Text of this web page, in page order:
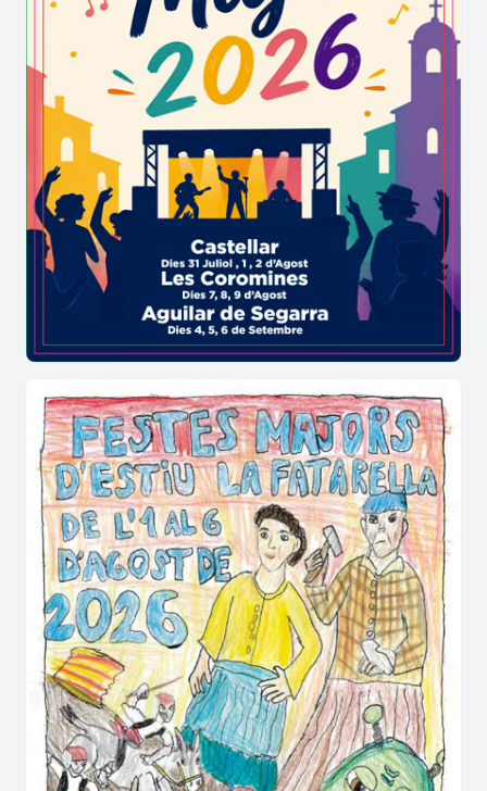
Bonesvalls?
La Festa Major d’Olesa de Bonesvalls és la
celebració popular del municipi, amb una
programació d'activitats culturals, musicals,
lúdiques i familiars que convida a descobrir
també el patrimoni i la gastronomia locals.
Per què visitar Olesa de Bonesvalls
durant la Festa Major?
La Festa Major és una excel·lent ocasió per
combinar les activitats de la celebració amb la
descoberta del patrimoni històric, l'entorn del
experiència completa.
La Festa Major d’Olesa de Bonesvalls és
apta per a tots els públics?
Sí. La Festa Major ofereix una programació
pensada per a totes les edats, amb activitats
diverses que permeten gaudir de l'ambient festiu
mentre es descobreixen els atractius culturals i
gastronòmics d'Olesa de Bonesvalls.